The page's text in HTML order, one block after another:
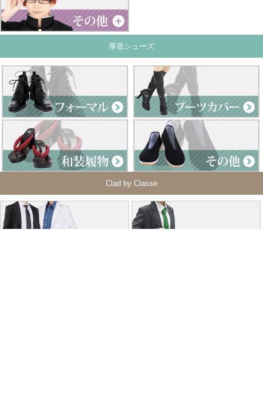
厚底シューズ
Clad by Classe